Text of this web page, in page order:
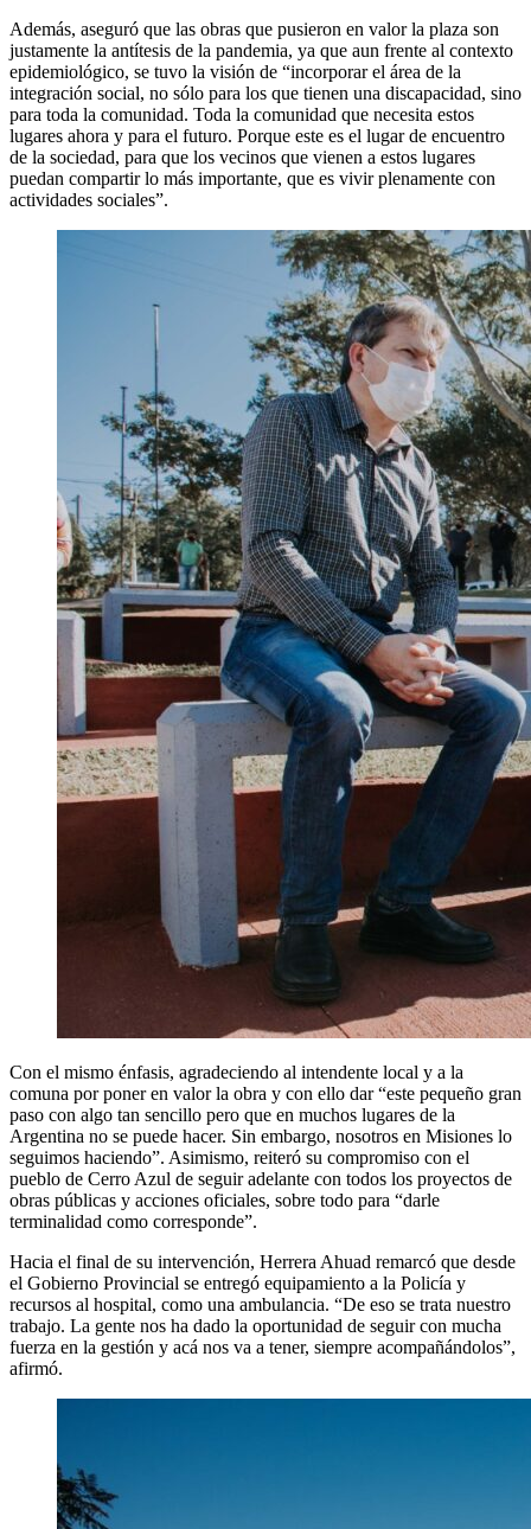
Además, aseguró que las obras que pusieron en valor la plaza son
justamente la antítesis de la pandemia, ya que aun frente al contexto
epidemiológico, se tuvo la visión de “incorporar el área de la
integración social, no sólo para los que tienen una discapacidad, sino
para toda la comunidad. Toda la comunidad que necesita estos
lugares ahora y para el futuro. Porque este es el lugar de encuentro
de la sociedad, para que los vecinos que vienen a estos lugares
puedan compartir lo más importante, que es vivir plenamente con
actividades sociales”.
Con el mismo énfasis, agradeciendo al intendente local y a la
comuna por poner en valor la obra y con ello dar “este pequeño gran
paso con algo tan sencillo pero que en muchos lugares de la
Argentina no se puede hacer. Sin embargo, nosotros en Misiones lo
seguimos haciendo”. Asimismo, reiteró su compromiso con el
pueblo de Cerro Azul de seguir adelante con todos los proyectos de
obras públicas y acciones oficiales, sobre todo para “darle
terminalidad como corresponde”.
Hacia el final de su intervención, Herrera Ahuad remarcó que desde
el Gobierno Provincial se entregó equipamiento a la Policía y
recursos al hospital, como una ambulancia. “De eso se trata nuestro
trabajo. La gente nos ha dado la oportunidad de seguir con mucha
fuerza en la gestión y acá nos va a tener, siempre acompañándolos”,
afirmó.